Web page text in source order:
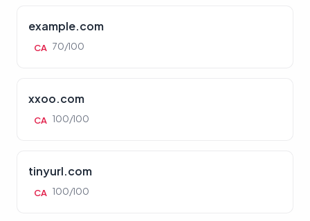
example.com
CA 70/100
xxoo.com
CA 100/100
tinyurl.com
CA 100/100